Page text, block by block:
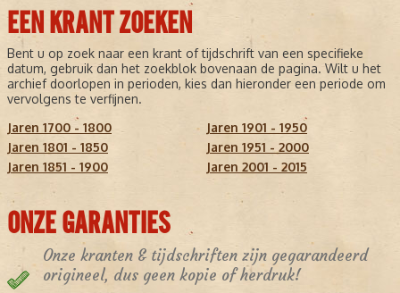
EEN KRANT ZOEKEN
Bent u op zoek naar een krant of tijdschrift van een specifieke
datum, gebruik dan het zoekblok bovenaan de pagina. Wilt u het
archief doorlopen in perioden, kies dan hieronder een periode om
vervolgens te verfijnen.
Jaren 1700 - 1800
Jaren 1801 - 1850
Jaren 1851 - 1900
Jaren 1901 - 1950
Jaren 1951 - 2000
Jaren 2001 - 2015
ONZE GARANTIES
Onze kranten & tijdschriften zijn gegarandeerd
origineel, dus geen kopie of herdruk!